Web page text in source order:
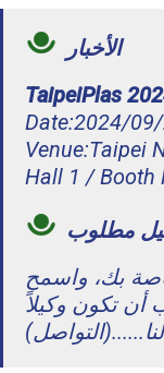
الأخبار
TaipeiPlas
Date:2024/
Venue:Taipei
Hall 1 / Booth
مطلوب
بك، واسمح
أن تكون وكيلاً
لنا......(التواصل)